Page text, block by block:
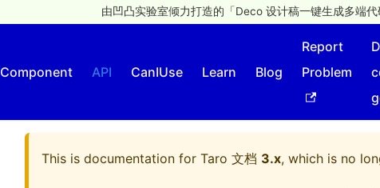
由凹凸实验室倾力打造的「Deco 设计稿一键生成多端
Component API CanIUse Learn Blog
Report
Problem
This is documentation for Taro 文档 3.x, which is no